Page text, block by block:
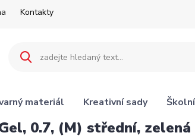
Kontakty
materiál Kreativní sady
0.7, (M) střední, zelená